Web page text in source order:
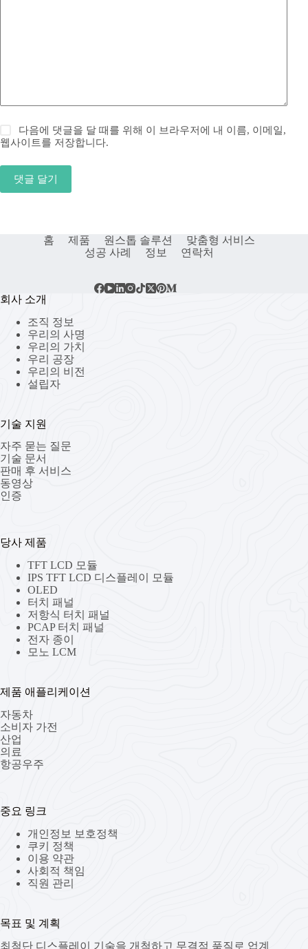
다음에 댓글을 달 때를 위해 이 브라우저에 내 이름, 이메일,
웹사이트를 저장합니다.
댓글 달기
홈 제품 원스톱 솔루션
맞춤형 서비스
성공 사례
정보 연락처
회사 소개
조직 정보
우리의 사명
우리의 가치
우리 공장
우리의 비전
설립자
기술 지원
자주 묻는 질문
기술 문서
판매 후 서비스
동영상
인증
당사 제품
TFT LCD 모듈
IPS TFT LCD 디스플레이 모듈
OLED
터치 패널
저항식 터치 패널
PCAP 터치 패널
전자 종이
모노 LCM
제품 애플리케이션
자동차
소비자 가전
산업
의료
항공우주
중요 링크
개인정보 보호정책
쿠키 정책
이용 약관
사회적 책임
직원 관리
목표 및 계획
최첨단 디스플레이 기술을 개척하고 무결점 품질로 업계